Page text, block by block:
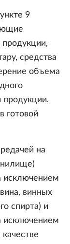
9
средства
объема
продукции,
готовой
на
исключением
винных
спирта) и
исключением